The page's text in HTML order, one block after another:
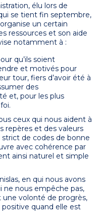
élu lors de
se tient fin septembre,
un certain
ressources et son aide
notamment à :
qu’ils soient
et motivés pour
tour, fiers d’avoir été à
des
et, pour les plus
ceux qui nous aident à
repères et des valeurs
de codes de bonne
avec cohérence par
ainsi naturel et simple
en qui nous avons
ne nous empêche pas,
volonté de progrès,
quand elle est